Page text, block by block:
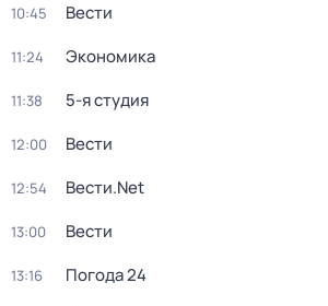
10:45 Вести
11:24 Экономика
11:38 5-я студия
12:00 Вести
12:54 Вести.Net
13:00 Вести
13:16 Погода 24